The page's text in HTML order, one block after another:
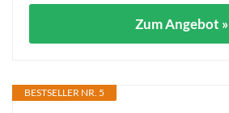
Zum Angebot »
BESTSELLER NR. 5